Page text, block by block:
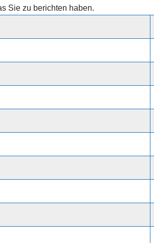
Sie zu berichten haben.